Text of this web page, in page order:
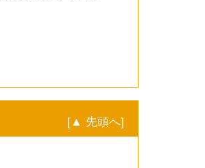
[▲ 先頭へ]